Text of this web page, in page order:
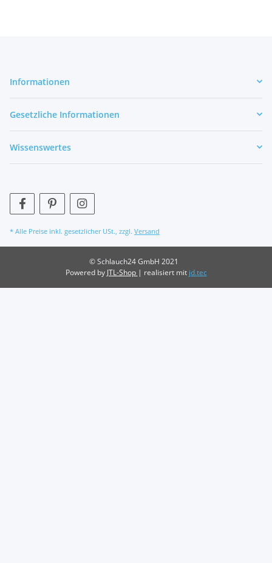
Informationen
Gesetzliche Informationen
Wissenswertes
* Alle Preise inkl. gesetzlicher USt., zzgl. Versand
© Schlauch24 GmbH 2021
Powered by JTL-Shop | realisiert mit jd.tec